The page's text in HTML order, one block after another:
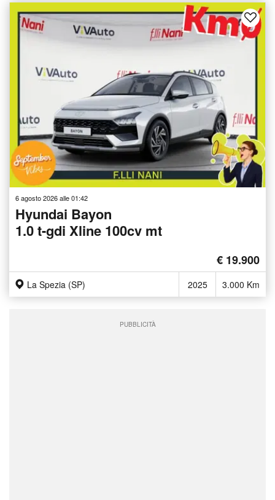
6 agosto 2026 alle 01:42
Hyundai Bayon
1.0 t-gdi Xline 100cv mt
€ 19.900
La Spezia (SP) 2025 3.000 Km
PUBBLICITÀ